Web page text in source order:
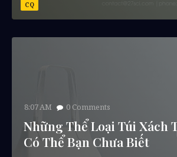
CQ
8:07 AM 0 Comments
Những Thể Loại Túi Xách
Có Thể Bạn Chưa Biết